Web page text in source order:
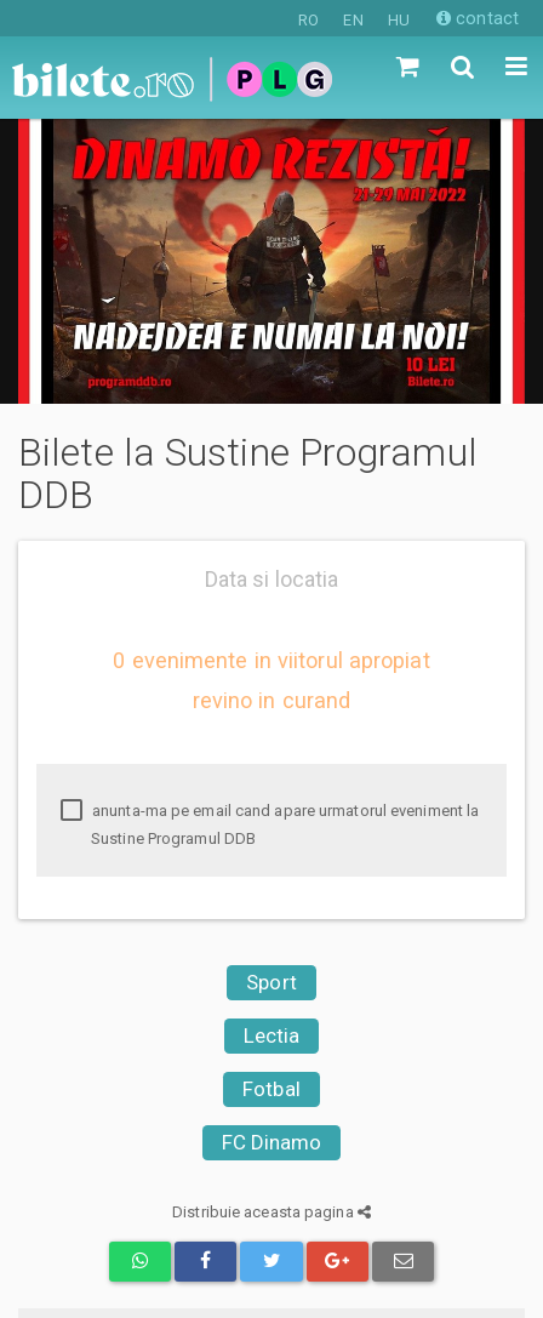
RO EN HU contact
Bilete la Sustine Programul
DDB
Data si locatia
0 evenimente in viitorul apropiat
revino in curand
Sustine Programul DDB
Sport
Lectia
Fotbal
FC Dinamo
Distribuie aceasta pagina